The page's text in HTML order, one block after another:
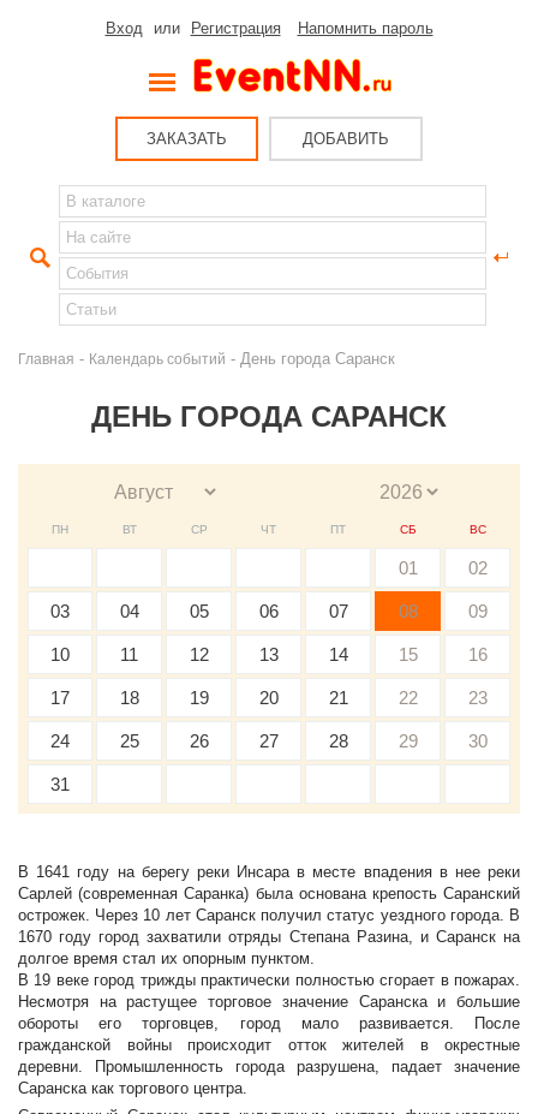
Вход или Регистрация Напомнить пароль
ЗАКАЗАТЬ ДОБАВИТЬ
Главная - Календарь событий - День города Саранск
ДЕНЬ ГОРОДА САРАНСК
ПН ВТ СР ЧТ ПТ СБ ВС
01 02
03 04 05 06 07 08 09
10 11 12 13 14 15 16
17 18 19 20 21 22 23
24 25 26 27 28 29 30
31
В 1641 году на берегу реки Инсара в месте впадения в нее реки
Сарлей (современная Саранка) была основана крепость Саранский
острожек. Через 10 лет Саранск получил статус уездного города. В
1670 году город захватили отряды Степана Разина, и Саранск на
долгое время стал их опорным пунктом.
В 19 веке город трижды практически полностью сгорает в пожарах.
Несмотря на растущее торговое значение Саранска и большие
обороты его торговцев, город мало развивается. После
гражданской войны происходит отток жителей в окрестные
деревни. Промышленность города разрушена, падает значение
Саранска как торгового центра.